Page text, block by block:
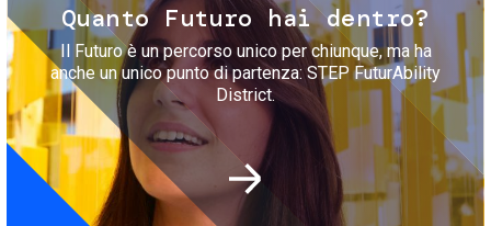
Quanto Futuro hai dentro?
Il Futuro è un percorso unico per chiunque, ma ha
anche un unico punto di partenza: STEP FuturAbility
District.